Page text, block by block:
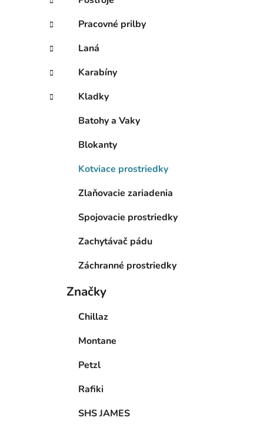
Pracovné prilby
Laná
Karabíny
Kladky
Batohy a Vaky
Blokanty
Kotviace prostriedky
Zlaňovacie zariadenia
Spojovacie prostriedky
Zachytávač pádu
Záchranné prostriedky
Značky
Chillaz
Montane
Petzl
Rafiki
SHS JAMES